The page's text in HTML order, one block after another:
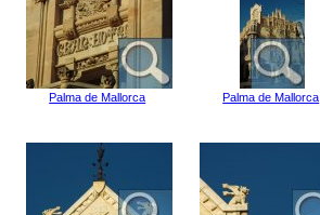
Palma de Mallorca Palma de Mallorca